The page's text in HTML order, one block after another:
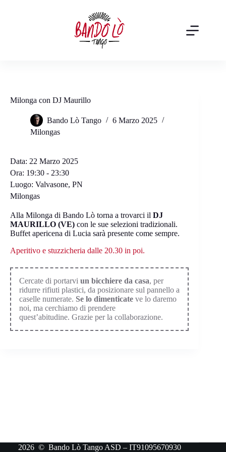
Milonga con DJ Maurillo
Bando Lò Tango
6 Marzo 2025
Milongas
Data: 22 Marzo 2025
Ora: 19:30 - 23:30
Luogo: Valvasone, PN
Milongas
Alla Milonga di Bando Lò torna a trovarci il DJ
MAURILLO (VE) con le sue selezioni tradizionali.
Buffet apericena di Lucia sarà presente come sempre.
Aperitivo e stuzzicheria dalle 20.30 in poi.
Cercate di portarvi un bicchiere da casa, per
ridurre rifiuti plastici, da posizionare sul pannello a
caselle numerate. Se lo dimenticate ve lo daremo
noi, ma cerchiamo di prendere
quest’abitudine. Grazie per la collaborazione.
2026 © Bando Lò Tango ASD – IT91095670930